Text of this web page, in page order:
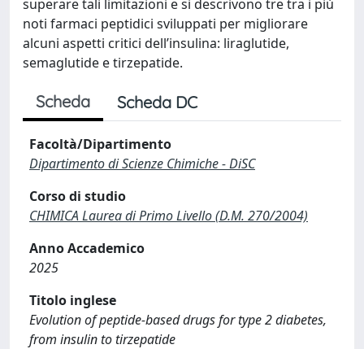
superare tali limitazioni e si descrivono tre tra i più
noti farmaci peptidici sviluppati per migliorare
alcuni aspetti critici dell’insulina: liraglutide,
semaglutide e tirzepatide.
Scheda Scheda DC
Facoltà/Dipartimento
Dipartimento di Scienze Chimiche - DiSC
Corso di studio
CHIMICA Laurea di Primo Livello (D.M. 270/2004)
Anno Accademico
2025
Titolo inglese
Evolution of peptide-based drugs for type 2 diabetes,
from insulin to tirzepatide